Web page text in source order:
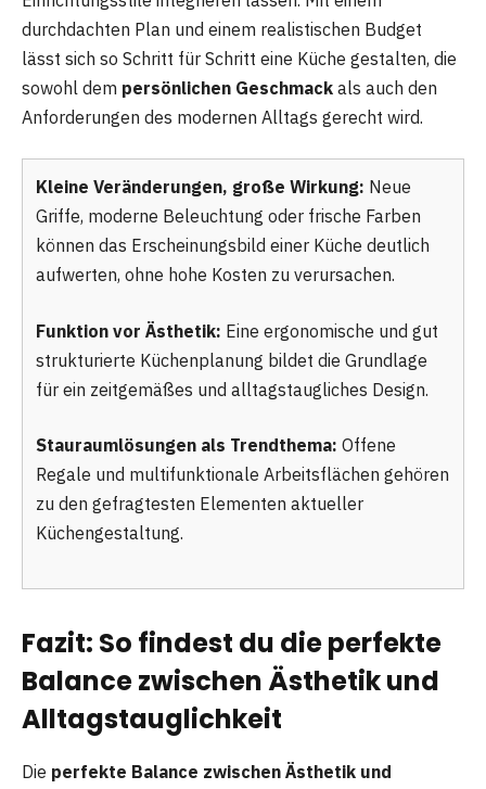
durchdachten Plan und einem realistischen Budget
lässt sich so Schritt für Schritt eine Küche gestalten, die
sowohl dem persönlichen Geschmack als auch den
Anforderungen des modernen Alltags gerecht wird.
Kleine Veränderungen, große Wirkung: Neue
Griffe, moderne Beleuchtung oder frische Farben
können das Erscheinungsbild einer Küche deutlich
aufwerten, ohne hohe Kosten zu verursachen.
Funktion vor Ästhetik: Eine ergonomische und gut
strukturierte Küchenplanung bildet die Grundlage
für ein zeitgemäßes und alltagstaugliches Design.
Stauraumlösungen als Trendthema: Offene
Regale und multifunktionale Arbeitsflächen gehören
zu den gefragtesten Elementen aktueller
Küchengestaltung.
Fazit: So findest du die perfekte
Balance zwischen Ästhetik und
Alltagstauglichkeit
Die perfekte Balance zwischen Ästhetik und